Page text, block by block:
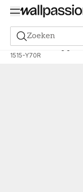
Zoeken
Verf Bestelling
1515-Y70R